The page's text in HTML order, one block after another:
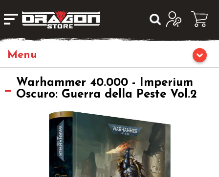
Home
Giochi di Ruolo
Warhammer 40.000 - Imperium
Oscuro: Guerra della Peste Vol.2